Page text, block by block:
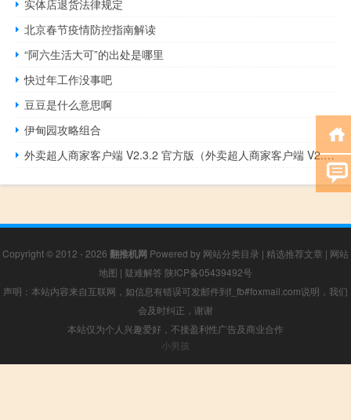
实体店退货法律规定
北京春节疫情防控指南解读
“阿六生活大可”的出处是哪里
快过年工作没事吧
豆豆是什么意思啊
伊甸园攻略组合
外卖超人商家客户端 V2.3.2 官方版（外卖超人商家客户端 V2.3.2 官方版功能简介）
Copyright © 2012 - 2026 翻推机网 Powered by 网站分类目录 | 精选推荐文章 | 网站
地图 | 疑难解答 陕ICP备05439492号
声明：本站内容来自互联网，如信息有错误可发邮件到f_fb#foxmail.com说明，我们
会及时纠正，谢谢
本站仅为个人兴趣爱好，不接盈利性广告及商业合作
小男孩